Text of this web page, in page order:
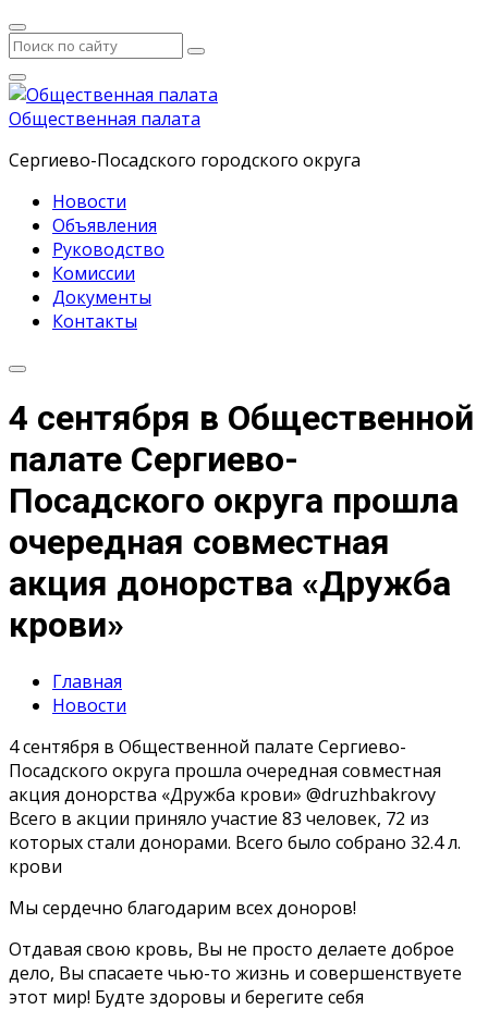
Общественная палата
Сергиево-Посадского городского округа
Новости
Объявления
Руководство
Комиссии
Документы
Контакты
4 сентября в Общественной
палате Сергиево-
Посадского округа прошла
очередная совместная
акция донорства «Дружба
крови»
Главная
Новости
4 сентября в Общественной палате Сергиево-
Посадского округа прошла очередная совместная
акция донорства «Дружба крови» @druzhbakrovy
Всего в акции приняло участие 83 человек, 72 из
которых стали донорами. Всего было собрано 32.4 л.
крови
Мы сердечно благодарим всех доноров!
Отдавая свою кровь, Вы не просто делаете доброе
дело, Вы спасаете чью-то жизнь и совершенствуете
этот мир! Будте здоровы и берегите себя